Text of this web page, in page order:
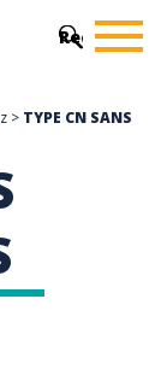
> TYPE CN SANS